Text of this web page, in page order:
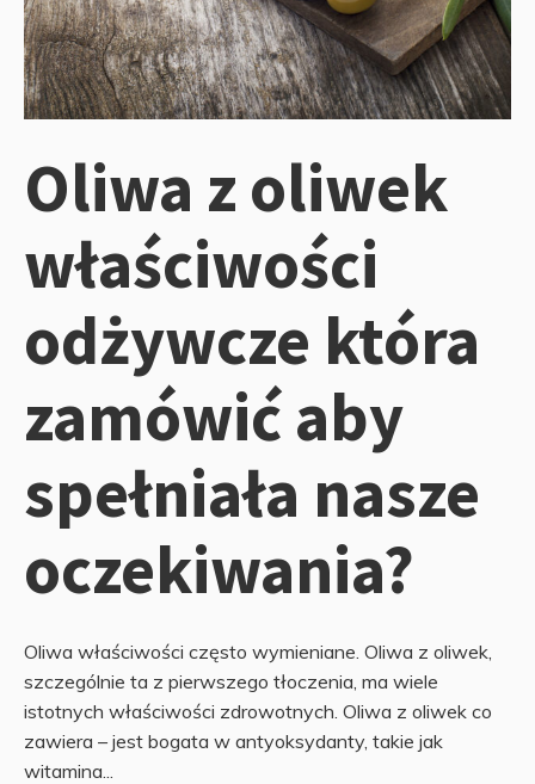
Oliwa z oliwek
właściwości
odżywcze która
zamówić aby
spełniała nasze
oczekiwania?
Oliwa właściwości często wymieniane. Oliwa z oliwek,
szczególnie ta z pierwszego tłoczenia, ma wiele
istotnych właściwości zdrowotnych. Oliwa z oliwek co
zawiera – jest bogata w antyoksydanty, takie jak
witamina...